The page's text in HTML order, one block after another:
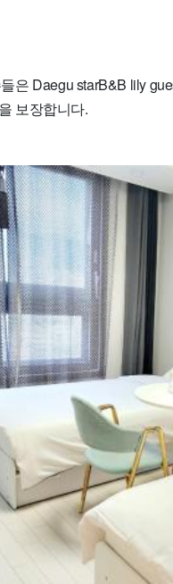
은 Daegu starB&B lily
보장합니다.